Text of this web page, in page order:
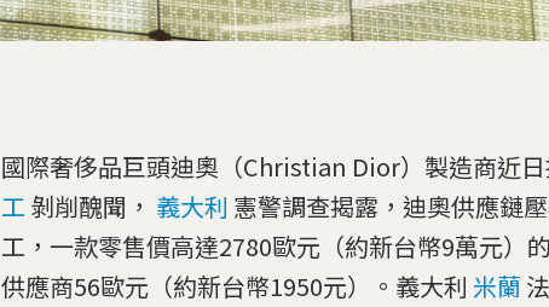
國際奢侈品巨頭迪奧（Christian Dior）製造商近
工 剝削醜聞， 義大利 憲警調查揭露，迪奧供應鏈
工，一款零售價高達2780歐元（約新台幣9萬元）
供應商56歐元（約新台幣1950元）。義大利 米蘭